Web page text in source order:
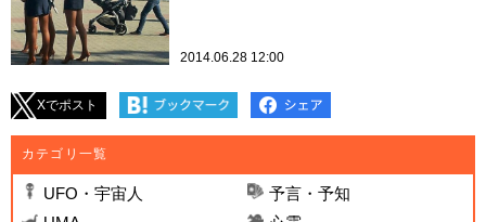
2014.06.28 12:00
Xでポスト
カテゴリ一覧
UFO・宇宙人
予言・予知